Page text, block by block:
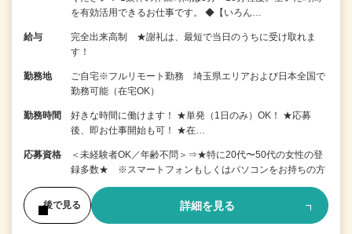
を有効活用できるお仕事です。 ◆【いろん…
給与
完全出来高制 ★謝礼は、最短で当日のうちに受け取れま
す！
勤務地
ご自宅※フルリモート勤務 埼玉県エリアおよび日本全国で
勤務可能（在宅OK）
勤務時間
好きな時間に働けます！ ★単発（1日のみ）OK！ ★応募
後、即お仕事開始も可！ ★在…
応募資格
＜未経験者OK／年齢不問＞⇒★特に20代〜50代の女性の登
録多数★ ※スマートフォンもしくはパソコンをお持ちの方
後で見る 詳細を見る